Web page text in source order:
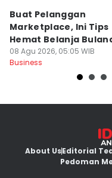
Buat Pelanggan
Marketplace, Ini Tips
Hemat Belanja
08 Agu 2026, 05:05 WIB
Business
About UsEditorial
Pedoman